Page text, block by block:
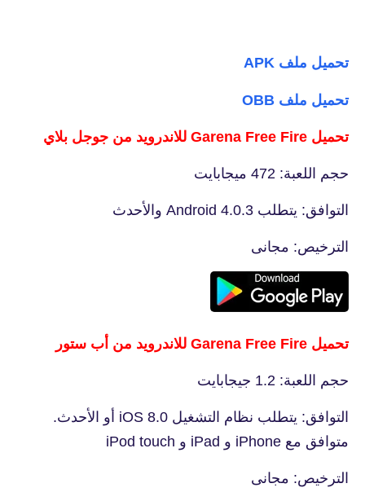
تحميل ملف APK
تحميل ملف OBB
تحميل Garena Free Fire للاندرويد من جوجل بلاي
حجم اللعبة: 472 ميجابايت
التوافق: يتطلب Android 4.0.3 والأحدث
الترخيص: مجانى
تحميل Garena Free Fire للاندرويد من أب ستور
حجم اللعبة: 1.2 جيجابايت
التوافق: يتطلب نظام التشغيل iOS 8.0 أو الأحدث.
متوافق مع iPhone و iPad و iPod touch
الترخيص: مجانى